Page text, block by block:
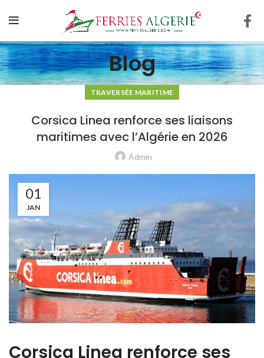
Blog
TRAVERSÉE MARITIME
Corsica Linea renforce ses liaisons
maritimes avec l’Algérie en 2026
Admin
01
JAN
Corsica Linea renforce ses